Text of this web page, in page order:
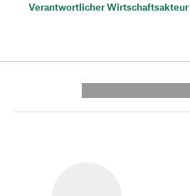
Verantwortlicher Wirtschaftsakteur